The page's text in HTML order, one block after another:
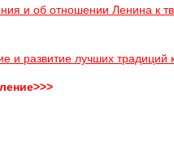
и об отношении Ленина к
и развитие лучших традиций